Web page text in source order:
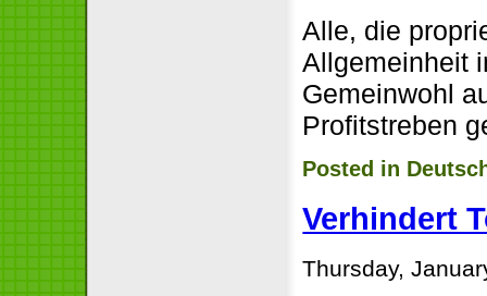
Alle, die
Allgemeinheit
Gemeinwohl
Profitstreben
Posted in
Verhindert
Thursday,